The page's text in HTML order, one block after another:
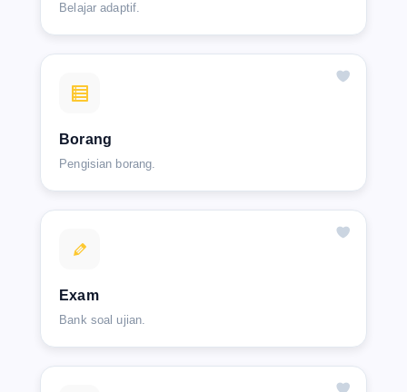
Belajar adaptif.
Borang
Pengisian borang.
Exam
Bank soal ujian.